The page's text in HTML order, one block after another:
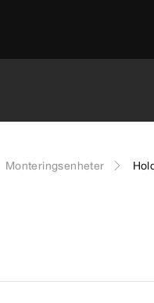
Monteringsenheter